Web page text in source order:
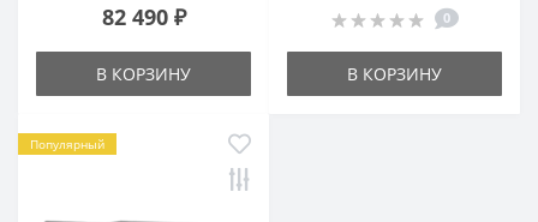
82 490 ₽
В КОРЗИНУ
0
В КОРЗИНУ
Популярный